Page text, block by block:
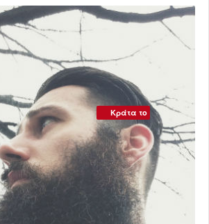
Κράτα το